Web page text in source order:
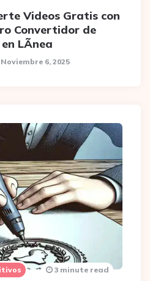
Videos Gratis con
Convertidor de
LÃ­nea
Noviembre 6, 2025
3 minute read